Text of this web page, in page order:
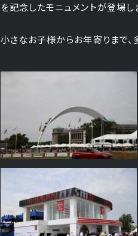
を記念したモニュメントが登場し
小さなお子様からお年寄りまで、